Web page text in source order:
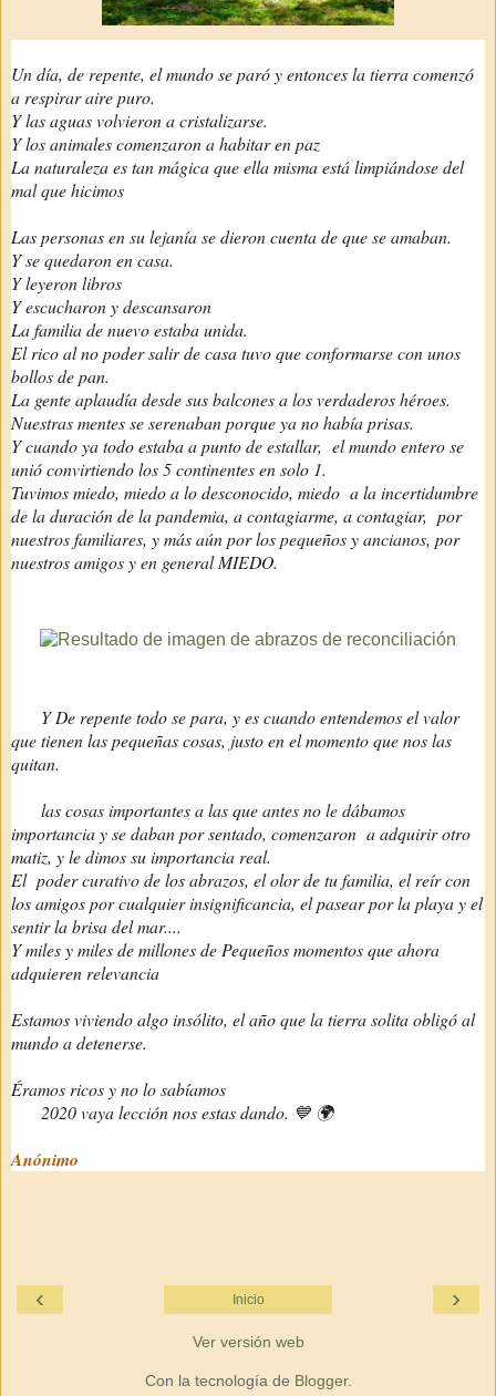
Un día, de repente, el mundo se paró y entonces la tierra comenzó
a respirar aire puro.
Y las aguas volvieron a cristalizarse.
Y los animales comenzaron a habitar en paz
La naturaleza es tan mágica que ella misma está limpiándose del
mal que hicimos
Las personas en su lejanía se dieron cuenta de que se amaban.
Y se quedaron en casa.
Y leyeron libros
Y escucharon y descansaron
La familia de nuevo estaba unida.
El rico al no poder salir de casa tuvo que conformarse con unos
bollos de pan.
La gente aplaudía desde sus balcones a los verdaderos héroes.
Nuestras mentes se serenaban porque ya no había prisas.
Y cuando ya todo estaba a punto de estallar, el mundo entero se
unió convirtiendo los 5 continentes en solo 1.
Tuvimos miedo, miedo a lo desconocido, miedo a la incertidumbre
de la duración de la pandemia, a contagiarme, a contagiar, por
nuestros familiares, y más aún por los pequeños y ancianos, por
nuestros amigos y en general MIEDO.
Y De repente todo se para, y es cuando entendemos el valor
que tienen las pequeñas cosas, justo en el momento que nos las
quitan.
las cosas importantes a las que antes no le dábamos
importancia y se daban por sentado, comenzaron a adquirir otro
matiz, y le dimos su importancia real.
El poder curativo de los abrazos, el olor de tu familia, el reír con
los amigos por cualquier insignificancia, el pasear por la playa y el
sentir la brisa del mar....
Y miles y miles de millones de Pequeños momentos que ahora
adquieren relevancia
Estamos viviendo algo insólito, el año que la tierra solita obligó al
mundo a detenerse.
Éramos ricos y no lo sabíamos
2020 vaya lección nos estas dando. 💙 🌍
Anónimo
‹ ›
Inicio
Ver versión web
Con la tecnología de Blogger.